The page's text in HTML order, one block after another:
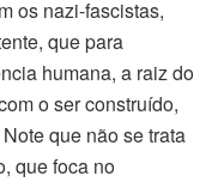
os nazi-fascistas,
que para
humana, a raiz do
o ser construído,
que não se trata
que foca no